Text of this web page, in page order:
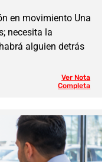
en movimiento Una
necesita la
alguien detrás
Ver Nota
Completa